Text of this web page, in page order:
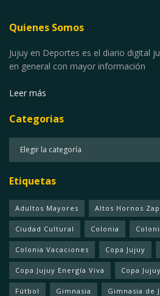
Quienes Somos
Jujuy en Deportes es el diario digital
en general con mayor información
Leer más
Categorias
Etiquetas
Adultos Mayores Altos Hornos
Ciudad Cultural Colonia
Colonia Vacaciones Copa Jujuy
Copa Jujuy Energía Viva Copa
Fútbol Gimnasia Gimnasia de